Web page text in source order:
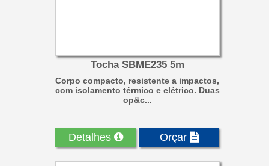
Tocha SBME235 5m
Corpo compacto, resistente a impactos,
com isolamento térmico e elétrico. Duas
op&c...
Detalhes Orçar